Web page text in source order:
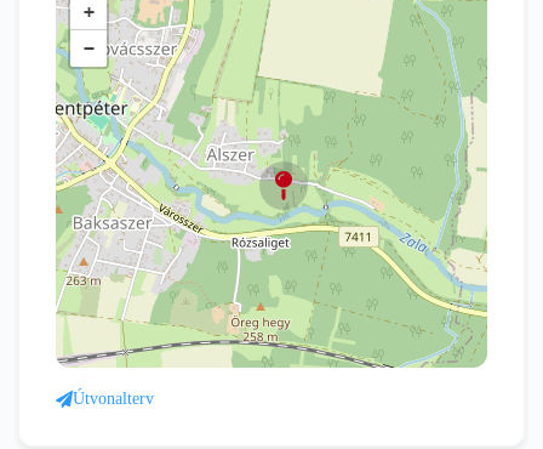
+
−
Útvonalterv